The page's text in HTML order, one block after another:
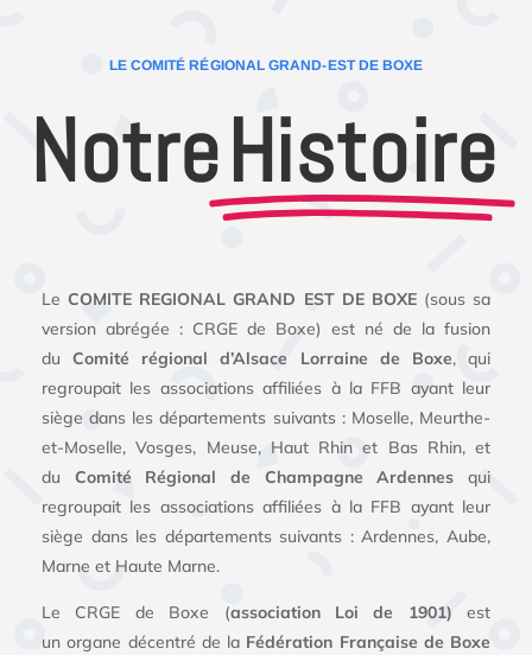
LE COMITÉ RÉGIONAL GRAND-EST DE BOXE
NotreHistoire
LeCOMITE REGIONAL GRAND EST DE BOXE(sous sa
version abrégée : CRGE de Boxe) est né de la fusion
duComité régional d’Alsace Lorraine de Boxe, qui
regroupait les associations affiliées à la FFB ayant leur
siège dans les départements suivants : Moselle, Meurthe-
et-Moselle, Vosges, Meuse, Haut Rhin et Bas Rhin, et
du Comité Régional de Champagne Ardennes qui
regroupait les associations affiliées à la FFB ayant leur
siège dans les départements suivants : Ardennes, Aube,
Marne et Haute Marne.
Le CRGE de Boxe (association Loi de 1901) est
un organe décentré de la Fédération Française de Boxe